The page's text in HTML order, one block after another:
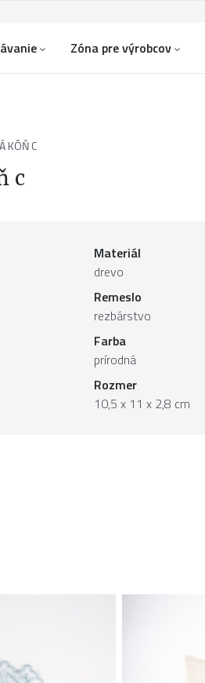
Zóna pre výrobcov
KÔŇ C
c
Materiál
drevo
Remeslo
rezbárstvo
Farba
prírodná
Rozmer
10,5 x 11 x 2,8 cm